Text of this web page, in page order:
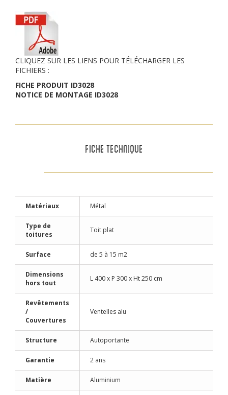
CLIQUEZ SUR LES LIENS POUR TÉLÉCHARGER LES
FICHIERS :
FICHE PRODUIT ID3028
NOTICE DE MONTAGE ID3028
FICHE TECHNIQUE
Matériaux Métal
Type de
toitures
Toit plat
Surface de 5 à 15 m2
Dimensions
hors tout
L 400 x P 300 x Ht 250 cm
Revêtements
/
Couvertures
Ventelles alu
Structure Autoportante
Garantie 2 ans
Matière Aluminium